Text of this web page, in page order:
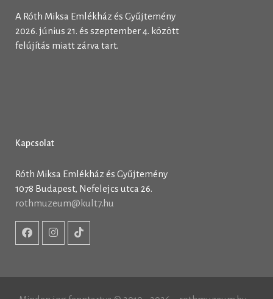
A Róth Miksa Emlékház és Gyűjtemény
2026. június 21. és szeptember 4. között
felújítás miatt zárva tart.
Kapcsolat
Róth Miksa Emlékház és Gyűjtemény
1078 Budapest, Nefelejcs utca 26.
rothmuzeum@kult7.hu